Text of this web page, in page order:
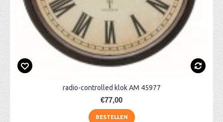
radio-controlled klok AM 45977
€77,00
BESTELLEN